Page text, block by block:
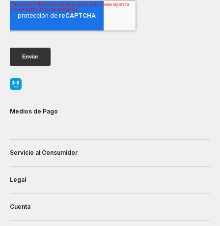
Medios de Pago
Servicio al Consumidor
Legal
Cuenta